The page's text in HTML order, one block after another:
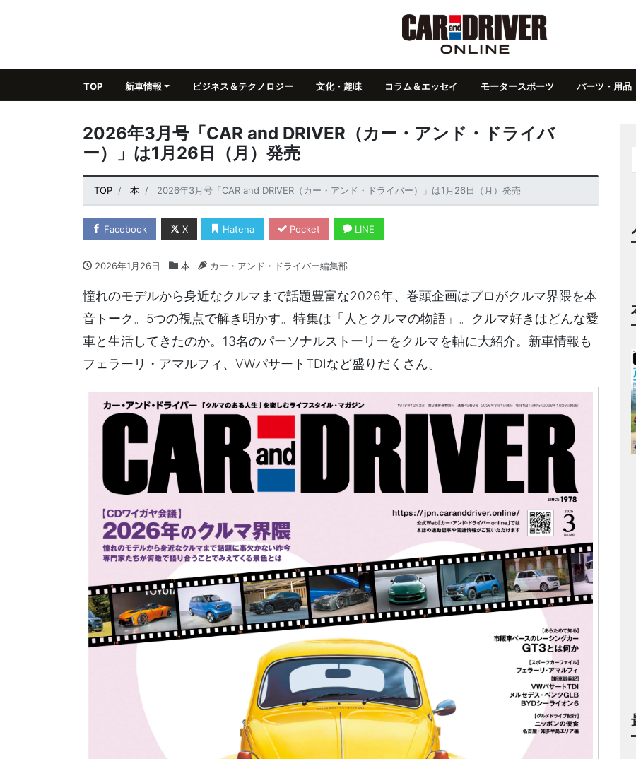
TOP 新車情報 ビジネス＆テクノロジー 文化・趣味 コラム＆エッセイ モータースポーツ パーツ・用品
2026年3月号「CAR and DRIVER（カー・アンド・ドライバ
ー）」は1月26日（月）発売
TOP 本 2026年3月号「CAR and DRIVER（カー・アンド・ドライバー）」は1月26日（月）発売
Facebook X Hatena Pocket LINE
2026年1月26日 本 カー・アンド・ドライバー編集部
憧れのモデルから身近なクルマまで話題豊富な2026年、巻頭企画はプロがクルマ界隈を本
音トーク。5つの視点で解き明かす。特集は「人とクルマの物語」。クルマ好きはどんな愛
車と生活してきたのか。13名のパーソナルストーリーをクルマを軸に大紹介。新車情報も
フェラーリ・アマルフィ、VWパサートTDIなど盛りだくさん。